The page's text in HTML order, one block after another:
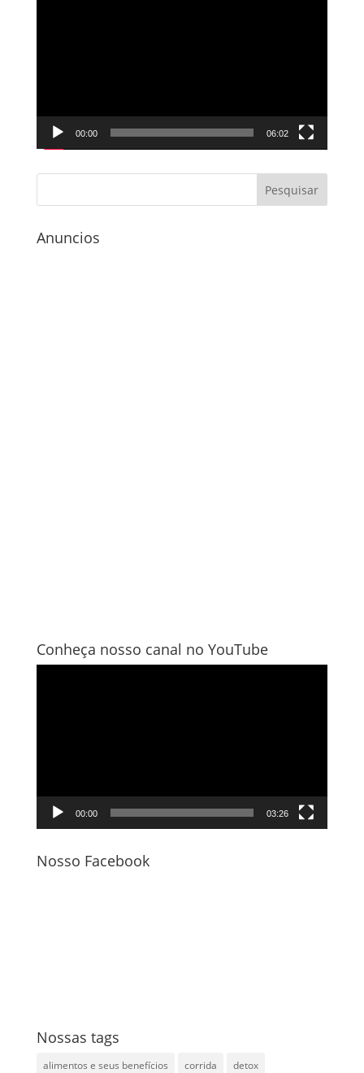
00:00 06:02
Anuncios
Conheça nosso canal no YouTube
00:00 03:26
Nosso Facebook
Nossas tags
alimentos e seus benefícios corrida detox